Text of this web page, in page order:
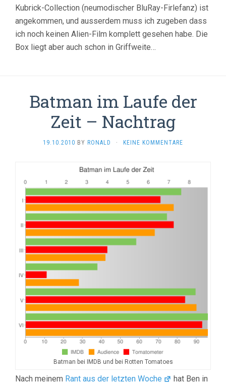
Kubrick-Collection (neumodischer BluRay-Firlefanz) ist
angekommen, und ausserdem muss ich zugeben dass
ich noch keinen Alien-Film komplett gesehen habe. Die
Box liegt aber auch schon in Griffweite…
Batman im Laufe der
Zeit – Nachtrag
19.10.2010 BY RONALD · KEINE KOMMENTARE
Batman bei IMDB und bei Rotten Tomatoes
Nach meinem Rant aus der letzten Woche
hat Ben in